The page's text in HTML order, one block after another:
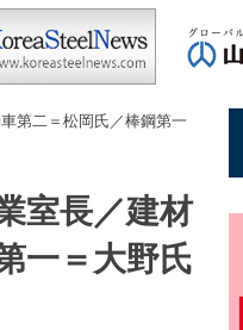
第二＝松岡氏／棒鋼第一
室長／建材
一＝大野氏